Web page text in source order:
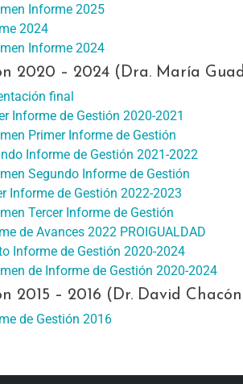
Informe 2025
2024
Informe 2024
2020 – 2024 (Dra. María
final
Informe de Gestión 2020-2021
Primer Informe de Gestión
Informe de Gestión 2021-2022
Segundo Informe de Gestión
Informe de Gestión 2022-2023
Tercer Informe de Gestión
de Avances 2022 PROIGUALDAD
Informe de Gestión 2020-2024
de Informe de Gestión 2020-2024
2015 – 2016 (Dr. David
de Gestión 2016